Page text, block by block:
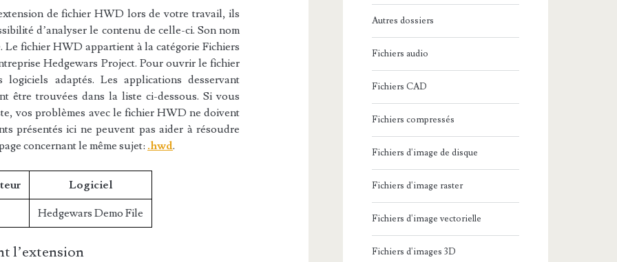
de fichier HWD lors de votre travail, ils
d’analyser le contenu de celle-ci. Son nom
Le fichier HWD appartient à la catégorie Fichiers
Hedgewars Project. Pour ouvrir le fichier
adaptés. Les applications desservant
être trouvées dans la liste ci-dessous. Si vous
vos problèmes avec le fichier HWD ne doivent
présentés ici ne peuvent pas aider à résoudre
concernant le même sujet: .hwd.
Logiciel
Hedgewars Demo File
l’extension
Autres dossiers
Fichiers audio
Fichiers CAD
Fichiers compressés
Fichiers d'image de disque
Fichiers d'image raster
Fichiers d'image vectorielle
Fichiers d'images 3D